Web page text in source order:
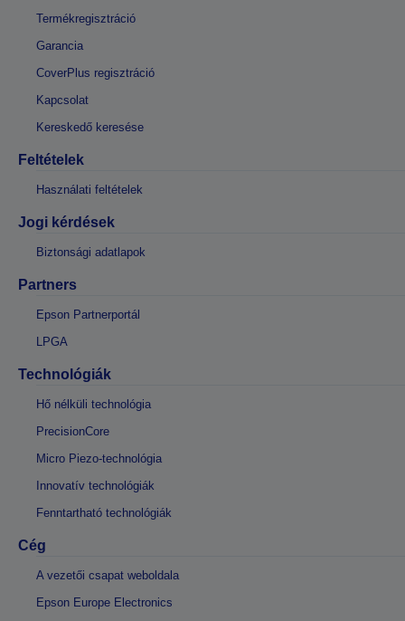
Termékregisztráció
Garancia
CoverPlus regisztráció
Kapcsolat
Kereskedő keresése
Feltételek
Használati feltételek
Jogi kérdések
Biztonsági adatlapok
Partners
Epson Partnerportál
LPGA
Technológiák
Hő nélküli technológia
PrecisionCore
Micro Piezo-technológia
Innovatív technológiák
Fenntartható technológiák
Cég
A vezetői csapat weboldala
Epson Europe Electronics